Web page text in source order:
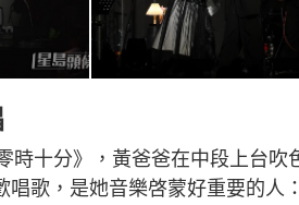
時十分》，黃爸爸在中段上台吹
唱歌，是她音樂啓蒙好重要的人